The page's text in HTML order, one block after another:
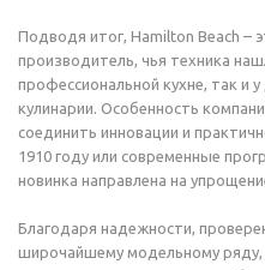
Подводя итог, Hamilton Beach –
производитель, чья техника
профессиональной кухне, так и
кулинарии. Особенность
соединить инновации и
1910 году или современные
новинка направлена на
Благодаря надежности,
широчайшему модельному ряду,